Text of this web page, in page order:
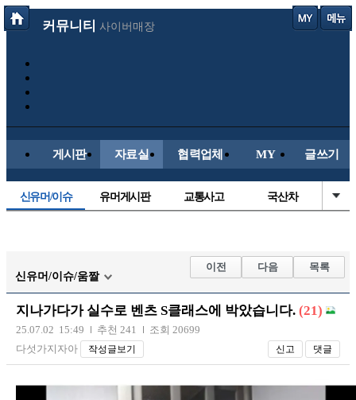
커뮤니티 사이버매장
게시판 자료실 협력업체 MY 글쓰기
신유머/이슈 유머게시판 교통사고 국산차
자유사진 군사/무기
트럭/버스 항공/해운/철도
장착시공사진
신유머/이슈/움짤
이전 다음 목록
지나가다가 실수로 벤츠 S클래스에 박았습니다. (21)
25.07.02 15:49 추천 241
조회 20699
다섯가지자아
작성글보기 신고 댓글